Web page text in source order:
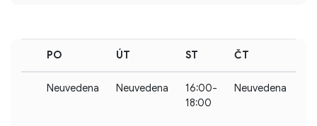
PO ÚT ST ČT
Neuvedena Neuvedena
16:00-
18:00
Neuvedena